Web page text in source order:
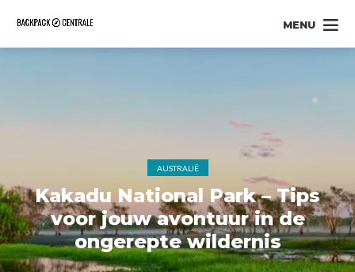
MENU
AUSTRALIË
Kakadu National Park – Tips
voor jouw avontuur in de
ongerepte wildernis